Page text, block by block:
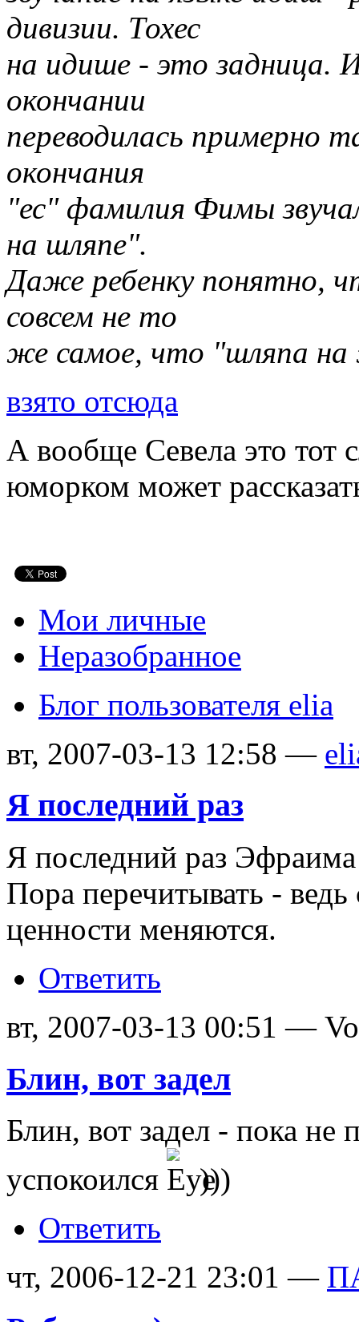
дивизии. Тохес
на идише - это задница.
окончании
переводилась примерно
окончания
"ес" фамилия Фимы
на шляпе".
Даже ребенку понятно,
совсем не то
же самое, что "шляпа
взято отсюда
А вообще Севела это тот
юморком может
Мои личные
Неразобранное
Блог пользователя elia
вт, 2007-03-13 12:58 —
Я последний раз
Я последний раз
Пора перечитывать -
ценности меняются.
Ответить
вт, 2007-03-13 00:51 —
Блин, вот задел
Блин, вот задел - пока не
успокоился
)))
Ответить
чт, 2006-12-21 23:01 —